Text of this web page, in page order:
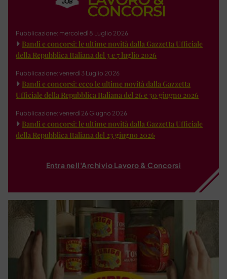
Pubblicazione: mercoledì 8 Luglio 2026
Bandi e concorsi: le ultime novità dalla Gazzetta Ufficiale
della Repubblica Italiana del 3 e 7 luglio 2026
Pubblicazione: venerdì 3 Luglio 2026
Bandi e concorsi: ecco le ultime novità dalla Gazzetta
Ufficiale della Repubblica Italiana del 26 e 30 giugno 2026
Pubblicazione: venerdì 26 Giugno 2026
Bandi e concorsi: le ultime novità dalla Gazzetta Ufficiale
della Repubblica Italiana del 23 giugno 2026
Entra nell'Archivio Lavoro & Concorsi